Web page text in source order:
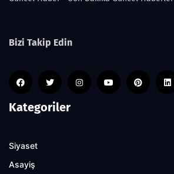
Bizi Takip Edin
Kategoriler
Siyaset
Asayiş